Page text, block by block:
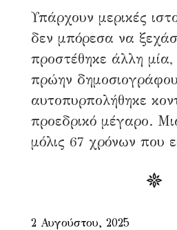
Υπάρχουν μερικές
δεν μπόρεσα να
προστέθηκε άλλη μία,
πρώην
αυτοπυρπολήθηκε
προεδρικό μέγαρο.
μόλις 67 χρόνων που
2 Αυγούστου, 2025